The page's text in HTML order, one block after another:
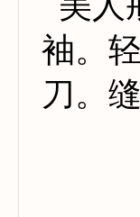
袖。
刀。